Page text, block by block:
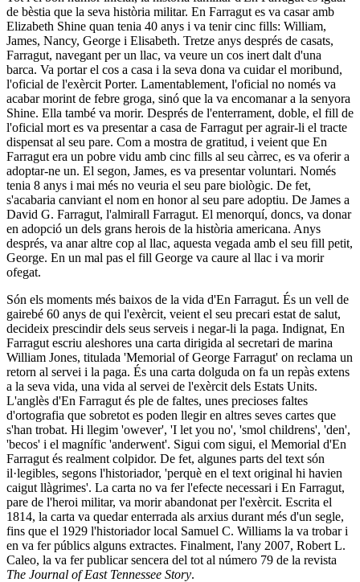
de bèstia que la seva història militar. En Farragut es va casar amb
Elizabeth Shine quan tenia 40 anys i va tenir cinc fills: William,
James, Nancy, George i Elisabeth. Tretze anys després de casats,
Farragut, navegant per un llac, va veure un cos inert dalt d'una
barca. Va portar el cos a casa i la seva dona va cuidar el moribund,
l'oficial de l'exèrcit Porter. Lamentablement, l'oficial no només va
acabar morint de febre groga, sinó que la va encomanar a la senyora
Shine. Ella també va morir. Després de l'enterrament, doble, el fill de
l'oficial mort es va presentar a casa de Farragut per agrair-li el tracte
dispensat al seu pare. Com a mostra de gratitud, i veient que En
Farragut era un pobre vidu amb cinc fills al seu càrrec, es va oferir a
adoptar-ne un. El segon, James, es va presentar voluntari. Només
tenia 8 anys i mai més no veuria el seu pare biològic. De fet,
s'acabaria canviant el nom en honor al seu pare adoptiu. De James a
David G. Farragut, l'almirall Farragut. El menorquí, doncs, va donar
en adopció un dels grans herois de la història americana. Anys
després, va anar altre cop al llac, aquesta vegada amb el seu fill petit,
George. En un mal pas el fill George va caure al llac i va morir
ofegat.
Són els moments més baixos de la vida d'En Farragut. És un vell de
gairebé 60 anys de qui l'exèrcit, veient el seu precari estat de salut,
decideix prescindir dels seus serveis i negar-li la paga. Indignat, En
Farragut escriu aleshores una carta dirigida al secretari de marina
William Jones, titulada 'Memorial of George Farragut' on reclama un
retorn al servei i la paga. És una carta dolguda on fa un repàs extens
a la seva vida, una vida al servei de l'exèrcit dels Estats Units.
L'anglès d'En Farragut és ple de faltes, unes precioses faltes
d'ortografia que sobretot es poden llegir en altres seves cartes que
s'han trobat. Hi llegim 'owever', 'I let you no', 'smol childrens', 'den',
'becos' i el magnífic 'anderwent'. Sigui com sigui, el Memorial d'En
Farragut és realment colpidor. De fet, algunes parts del text són
il·legibles, segons l'historiador, 'perquè en el text original hi havien
caigut llàgrimes'. La carta no va fer l'efecte necessari i En Farragut,
pare de l'heroi militar, va morir abandonat per l'exèrcit. Escrita el
1814, la carta va quedar enterrada als arxius durant més d'un segle,
fins que el 1929 l'historiador local Samuel C. Williams la va trobar i
en va fer públics alguns extractes. Finalment, l'any 2007, Robert L.
Caleo, la va fer publicar sencera del tot al número 79 de la revista
The Journal of East Tennessee Story.